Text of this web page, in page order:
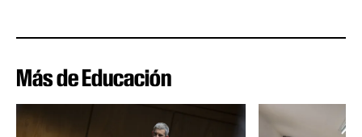
Más de Educación